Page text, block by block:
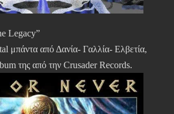
Legacy”
μπάντα από Δανία- Γαλλία- Ελβετία,
της από την Crusader Records.